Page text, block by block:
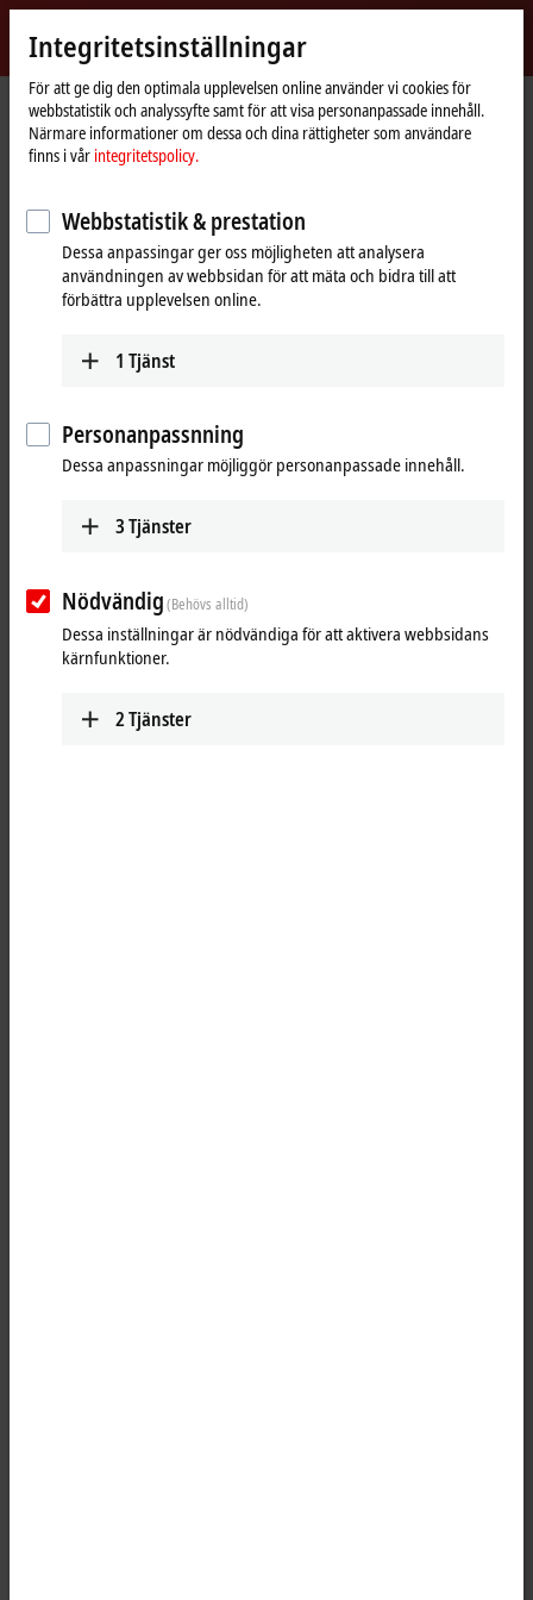
Beckhoff
-
New
Automation
Technology
HemsidaProducts I/O Bus Terminals KL6xxx | Communication
KL6xxx | Bus Terminals,
communication
Tabular product overview
The KL6xxx Bus Terminals support complex signals such as digital
universal gateway between different systems.
Your selection:
Results:
Integritetsinställningar
För att ge dig den optimala upplevelsen online använder vi cookies för
webbstatistik och analyssyfte samt för att visa personanpassade innehåll.
Närmare informationer om dessa och dina rättigheter som användare
finns i vår integritetspolicy.
Webbstatistik & prestation
Dessa anpassingar ger oss möjligheten att analysera
användningen av webbsidan för att mäta och bidra till att
förbättra upplevelsen online.
1 Tjänst
Personanpassnning
Dessa anpassningar möjliggör personanpassade innehåll.
3Tjänster
Nödvändig(Behövs alltid)
Dessa inställningar är nödvändiga för att aktivera webbsidans
kärnfunktioner.
2Tjänster